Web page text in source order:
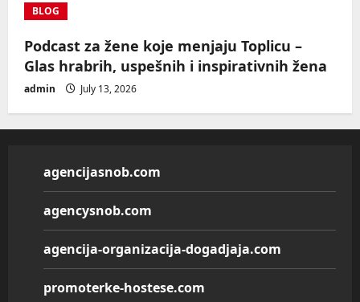
BLOG
Podcast za žene koje menjaju Toplicu –
Glas hrabrih, uspešnih i inspirativnih žena
admin July 13, 2026
agencijasnob.com
agencysnob.com
agencija-organizacija-dogadjaja.com
promoterke-hostese.com